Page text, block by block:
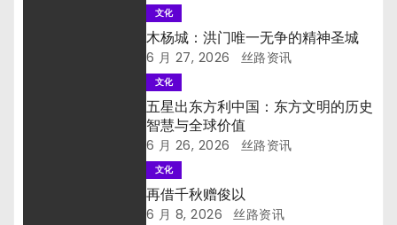
文化
木杨城：洪门唯一无争的精神圣城
6 月 27, 2026 丝路资讯
文化
五星出东方利中国：东方文明的历史
智慧与全球价值
6 月 26, 2026 丝路资讯
文化
再借千秋赠俊以
6 月 8, 2026 丝路资讯